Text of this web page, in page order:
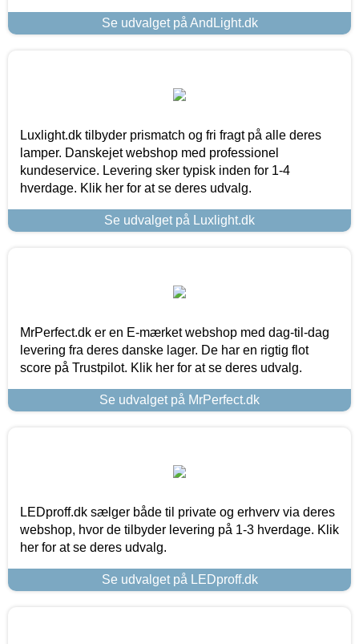
Se udvalget på AndLight.dk
Luxlight.dk tilbyder prismatch og fri fragt på alle deres
lamper. Danskejet webshop med professionel
kundeservice. Levering sker typisk inden for 1-4
hverdage. Klik her for at se deres udvalg.
Se udvalget på Luxlight.dk
MrPerfect.dk er en E-mærket webshop med dag-til-dag
levering fra deres danske lager. De har en rigtig flot
score på Trustpilot. Klik her for at se deres udvalg.
Se udvalget på MrPerfect.dk
LEDproff.dk sælger både til private og erhverv via deres
webshop, hvor de tilbyder levering på 1-3 hverdage. Klik
her for at se deres udvalg.
Se udvalget på LEDproff.dk